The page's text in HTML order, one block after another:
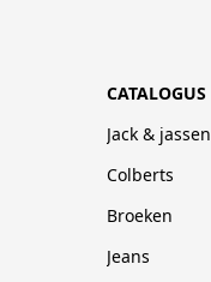
CATALOGUS
Jack & jassen
Colberts
Broeken
Jeans